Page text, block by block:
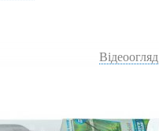
Відеоогляд